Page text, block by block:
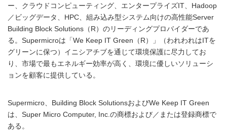
ー、クラウドコンピューティング、エンタープライズIT、Hadoop
／ビッグデータ、HPC、組み込み型システム向けの高性能Server
Building Block Solutions（R）のリーディングプロバイダーであ
る。Supermicroは「We Keep IT Green（R）」（われわれはITを
グリーンに保つ）イニシアチブを通じて環境保護に尽力してお
り、市場で最もエネルギー効率が高く、環境に優しいソリューシ
ョンを顧客に提供している。
Supermicro、Building Block SolutionsおよびWe Keep IT Green
は、Super Micro Computer, Inc.の商標および／または登録商標で
ある。